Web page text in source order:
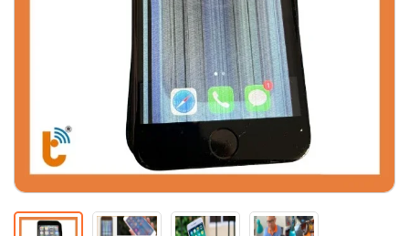
Thay pin
Pin iPhone Pin Samsumg Pin Oppo
Pin Realme
Thay vỏ
Vỏ iPhone Vỏ Samsung Vỏ Xiaomi